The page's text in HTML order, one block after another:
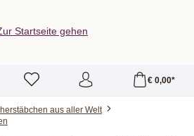
€ 0,00*
aus aller Welt